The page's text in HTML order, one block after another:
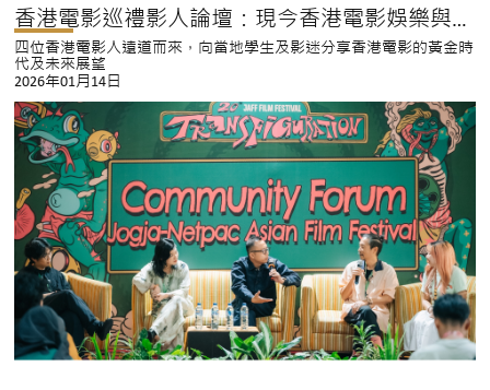
香港電影巡禮影人論壇：現今香港電影娛樂與社會題材並存
四位香港電影人遠道而來，向當地學生及影迷分享香港電影的黃金時
代及未來展望
2026年01月14日